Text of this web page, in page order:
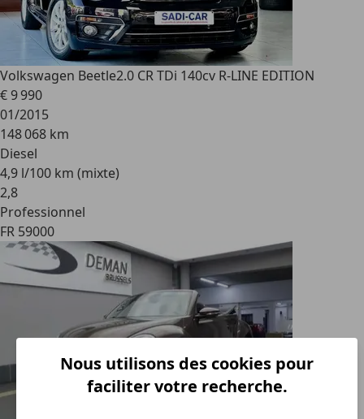
Volkswagen Beetle2.0 CR TDi 140cv R-LINE EDITION
€ 9 990
01/2015
148 068 km
Diesel
4,9 l/100 km (mixte)
2,8
Professionnel
FR 59000
Nous utilisons des cookies pour
faciliter votre recherche.